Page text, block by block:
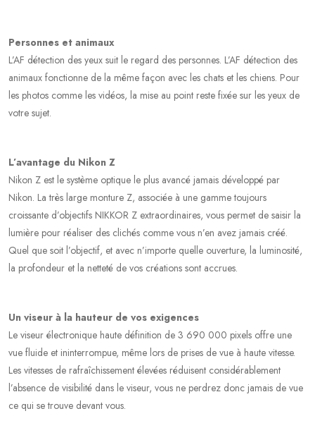
Personnes et animaux
L’AF détection des yeux suit le regard des personnes. L’AF détection des
animaux fonctionne de la même façon avec les chats et les chiens. Pour
les photos comme les vidéos, la mise au point reste fixée sur les yeux de
votre sujet.
L’avantage du Nikon Z
Nikon Z est le système optique le plus avancé jamais développé par
Nikon. La très large monture Z, associée à une gamme toujours
croissante d’objectifs NIKKOR Z extraordinaires, vous permet de saisir la
lumière pour réaliser des clichés comme vous n’en avez jamais créé.
Quel que soit l’objectif, et avec n’importe quelle ouverture, la luminosité,
la profondeur et la netteté de vos créations sont accrues.
Un viseur à la hauteur de vos exigences
Le viseur électronique haute définition de 3 690 000 pixels offre une
vue fluide et ininterrompue, même lors de prises de vue à haute vitesse.
Les vitesses de rafraîchissement élevées réduisent considérablement
l’absence de visibilité dans le viseur, vous ne perdrez donc jamais de vue
ce qui se trouve devant vous.